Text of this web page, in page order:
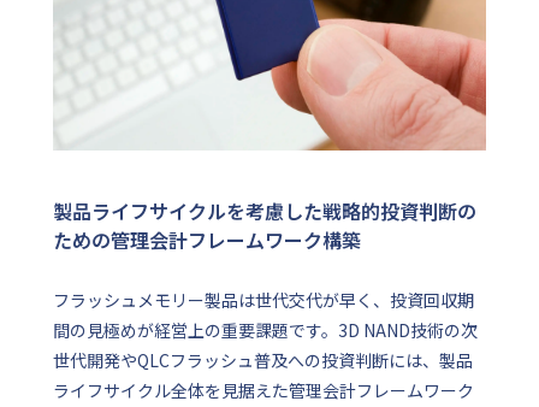
製品ライフサイクルを考慮した戦略的投資判断の
ための管理会計フレームワーク構築
フラッシュメモリー製品は世代交代が早く、投資回収期
間の見極めが経営上の重要課題です。3D NAND技術の次
世代開発やQLCフラッシュ普及への投資判断には、製品
ライフサイクル全体を見据えた管理会計フレームワーク